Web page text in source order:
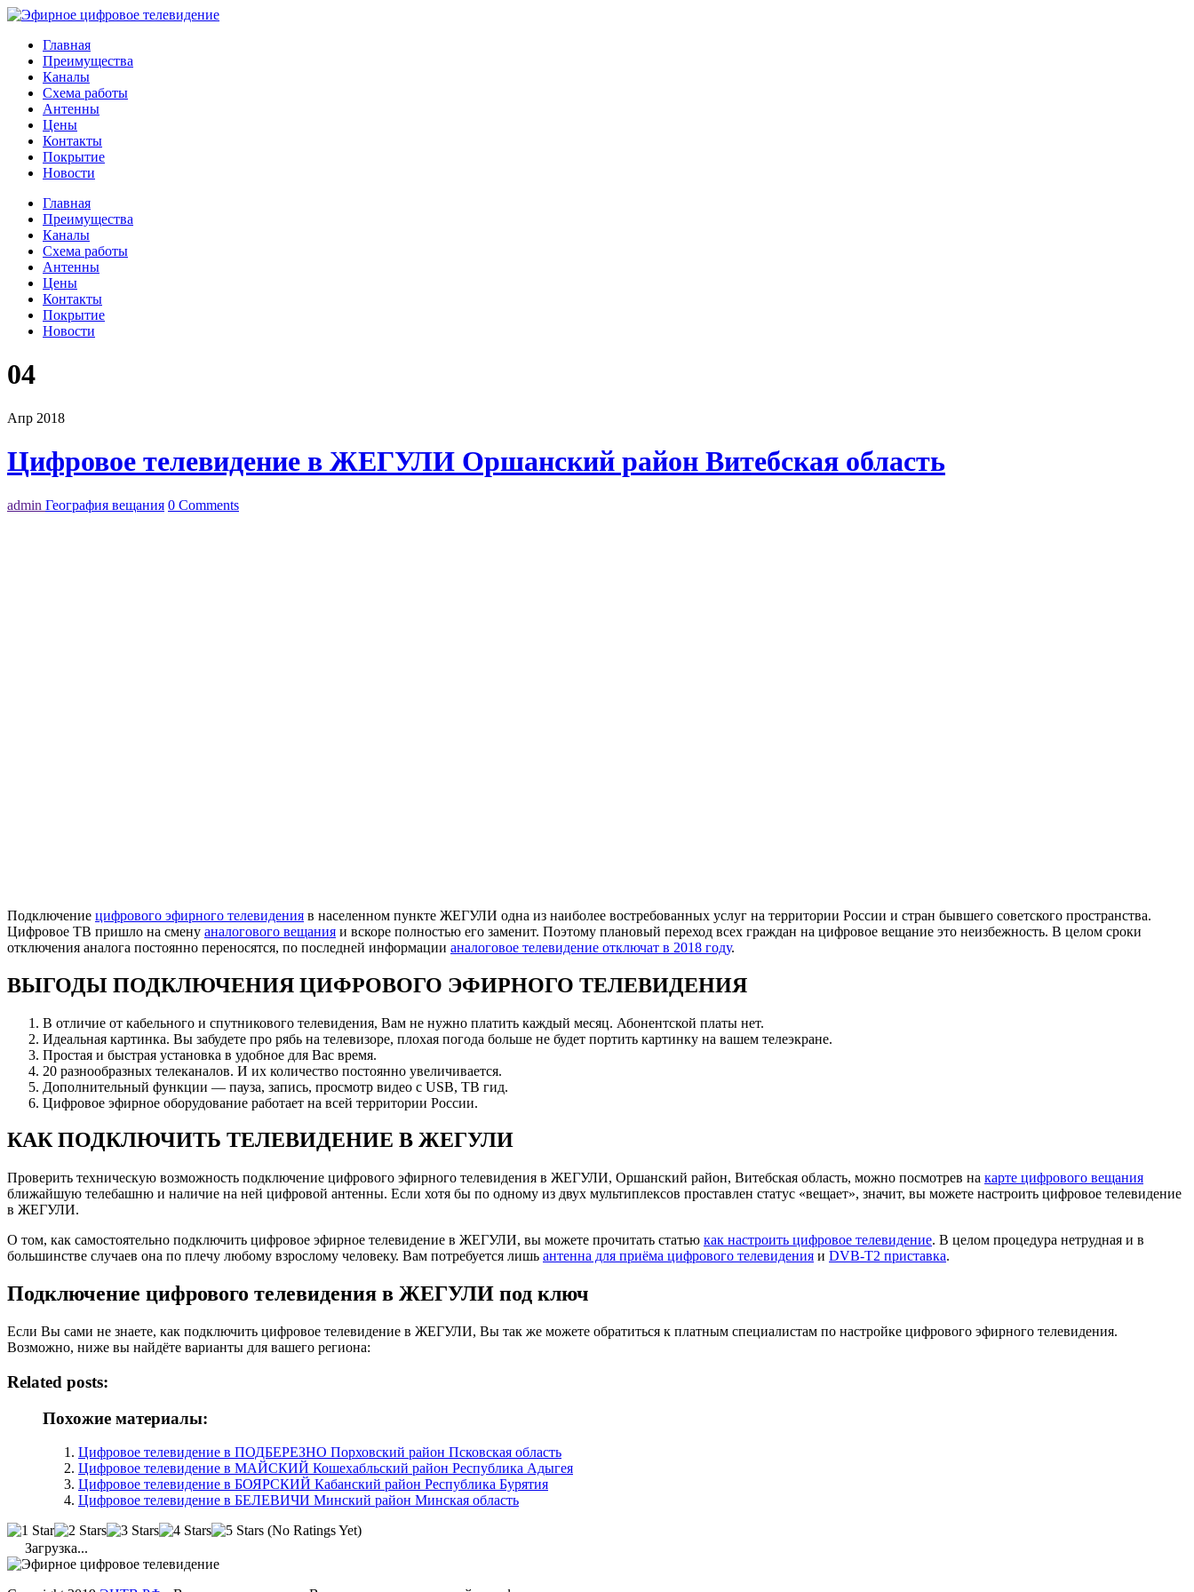
Главная
Преимущества
Каналы
Схема работы
Антенны
Цены
Контакты
Покрытие
Новости
Главная
Преимущества
Каналы
Схема работы
Антенны
Цены
Контакты
Покрытие
Новости
04
Апр 2018
Цифровое телевидение в ЖЕГУЛИ Оршанский район Витебская область
admin География вещания 0 Comments
Подключение цифрового эфирного телевидения в населенном пункте ЖЕГУЛИ одна из наиболее востребованных услуг на территории России и стран бывшего советского пространства.
Цифровое ТВ пришло на смену аналогового вещания и вскоре полностью его заменит. Поэтому плановый переход всех граждан на цифровое вещание это неизбежность. В целом сроки
отключения аналога постоянно переносятся, по последней информации аналоговое телевидение отключат в 2018 году.
ВЫГОДЫ ПОДКЛЮЧЕНИЯ ЦИФРОВОГО ЭФИРНОГО ТЕЛЕВИДЕНИЯ
В отличие от кабельного и спутникового телевидения, Вам не нужно платить каждый месяц. Абонентской платы нет.
Идеальная картинка. Вы забудете про рябь на телевизоре, плохая погода больше не будет портить картинку на вашем телеэкране.
Простая и быстрая установка в удобное для Вас время.
20 разнообразных телеканалов. И их количество постоянно увеличивается.
Дополнительный функции — пауза, запись, просмотр видео с USB, ТВ гид.
Цифровое эфирное оборудование работает на всей территории России.
КАК ПОДКЛЮЧИТЬ ТЕЛЕВИДЕНИЕ В ЖЕГУЛИ
Проверить техническую возможность подключение цифрового эфирного телевидения в ЖЕГУЛИ, Оршанский район, Витебская область, можно посмотрев на карте цифрового вещания
ближайшую телебашню и наличие на ней цифровой антенны. Если хотя бы по одному из двух мультиплексов проставлен статус «вещает», значит, вы можете настроить цифровое телевидение
в ЖЕГУЛИ.
О том, как самостоятельно подключить цифровое эфирное телевидение в ЖЕГУЛИ, вы можете прочитать статью как настроить цифровое телевидение. В целом процедура нетрудная и в
большинстве случаев она по плечу любому взрослому человеку. Вам потребуется лишь антенна для приёма цифрового телевидения и DVB-T2 приставка.
Подключение цифрового телевидения в ЖЕГУЛИ под ключ
Если Вы сами не знаете, как подключить цифровое телевидение в ЖЕГУЛИ, Вы так же можете обратиться к платным специалистам по настройке цифрового эфирного телевидения.
Возможно, ниже вы найдёте варианты для вашего региона:
Related posts:
Похожие материалы:
Цифровое телевидение в ПОДБЕРЕЗНО Порховский район Псковская область
Цифровое телевидение в МАЙСКИЙ Кошехабльский район Республика Адыгея
Цифровое телевидение в БОЯРСКИЙ Кабанский район Республика Бурятия
Цифровое телевидение в БЕЛЕВИЧИ Минский район Минская область
(No Ratings Yet)
Загрузка...